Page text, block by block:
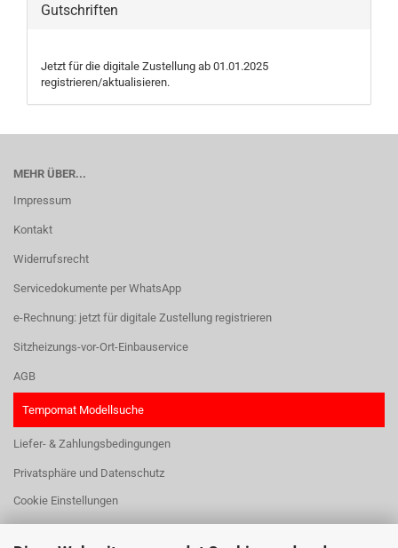
Gutschriften
Jetzt für die digitale Zustellung ab 01.01.2025
registrieren/aktualisieren.
MEHR ÜBER...
Impressum
Kontakt
Widerrufsrecht
Servicedokumente per WhatsApp
e-Rechnung: jetzt für digitale Zustellung registrieren
Sitzheizungs-vor-Ort-Einbauservice
AGB
Tempomat Modellsuche
Liefer- & Zahlungsbedingungen
Privatsphäre und Datenschutz
Cookie Einstellungen